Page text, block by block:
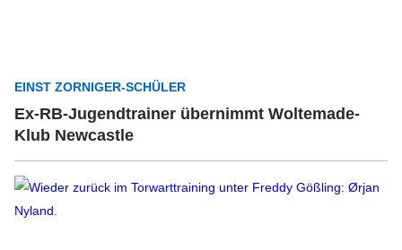
EINST ZORNIGER-SCHÜLER
Ex-RB-Jugendtrainer übernimmt Woltemade-
Klub Newcastle